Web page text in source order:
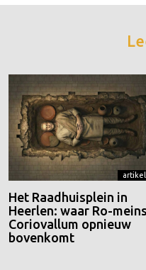
artikel
Het Raadhuisplein in
Heerlen: waar Ro-meins
Coriovallum opnieuw
bovenkomt